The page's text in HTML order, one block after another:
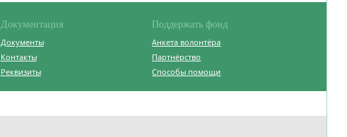
Документация
Документы
Контакты
Реквизиты
Поддержать фонд
Анкета волонтёра
Партнёрство
Способы помощи